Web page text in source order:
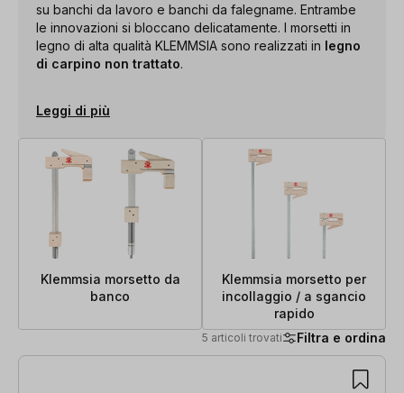
su banchi da lavoro e banchi da falegname. Entrambe
le innovazioni si bloccano delicatamente. I morsetti in
legno di alta qualità KLEMMSIA sono realizzati in legno
di carpino non trattato.
Leggi di più
Klemmsia morsetto da
banco
Klemmsia morsetto per
incollaggio / a sgancio
rapido
5 articoli trovati Filtra e ordina
5 articoli trovati